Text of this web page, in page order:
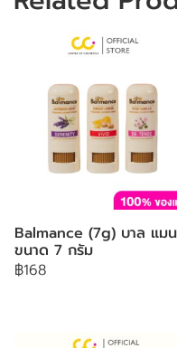
Balmance (7g) บาล แม
ขนาด 7 กรัม
฿168